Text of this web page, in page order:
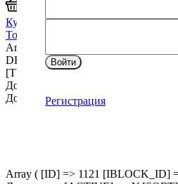
Купить оптом
Товар в корзине
Array ( [0] => Array ( [NAME] =>
DESCRIPTION ) [1] => Array (
[TYPE] => PROPERTIES ) [2] =>
Документы [TYPE] => DOCS ) [3]
Доставка [TYPE] => DELIVERY ) )
Array ( [ID] => 1121 [IBLOCK_ID]
Войти
Регистрация